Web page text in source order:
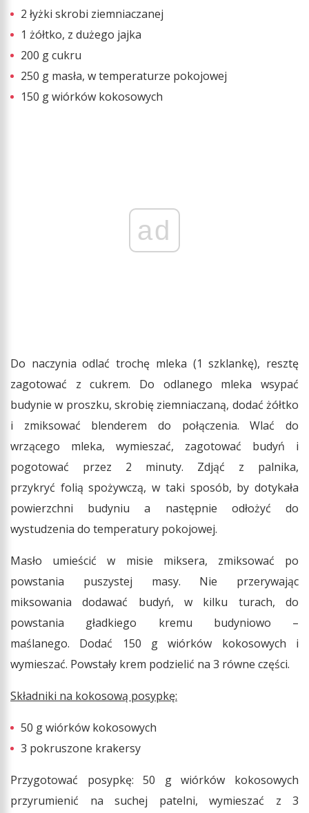
2 łyżki skrobi ziemniaczanej
1 żółtko, z dużego jajka
200 g cukru
250 g masła, w temperaturze pokojowej
150 g wiórków kokosowych
ad
Do naczynia odlać trochę mleka (1 szklankę), resztę
zagotować z cukrem. Do odlanego mleka wsypać
budynie w proszku, skrobię ziemniaczaną, dodać żółtko
i zmiksować blenderem do połączenia. Wlać do
wrzącego mleka, wymieszać, zagotować budyń i
pogotować przez 2 minuty. Zdjąć z palnika,
przykryć folią spożywczą, w taki sposób, by dotykała
powierzchni budyniu a następnie odłożyć do
wystudzenia do temperatury pokojowej.
Masło umieścić w misie miksera, zmiksować po
powstania puszystej masy. Nie przerywając
miksowania dodawać budyń, w kilku turach, do
powstania gładkiego kremu budyniowo –
maślanego. Dodać 150 g wiórków kokosowych i
wymieszać. Powstały krem podzielić na 3 równe części.
Składniki na kokosową posypkę:
50 g wiórków kokosowych
3 pokruszone krakersy
Przygotować posypkę: 50 g wiórków kokosowych
przyrumienić na suchej patelni, wymieszać z 3